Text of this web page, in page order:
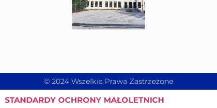
© 2024 Wszelkie Prawa Zastrzeżone
STANDARDY OCHRONY MAŁOLETNICH